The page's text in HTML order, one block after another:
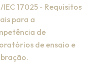
IEC 17025 - Requisitos
para a
de
de ensaio e